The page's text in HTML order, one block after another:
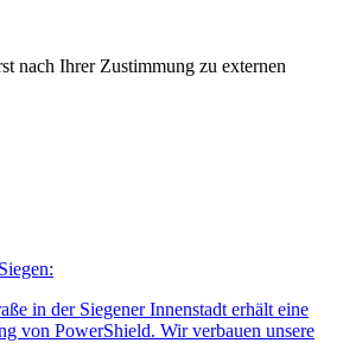
nach Ihrer Zustimmung zu externen
in der Siegener Innen­stadt erhält eine
von PowerShield. Wir verbauen unsere